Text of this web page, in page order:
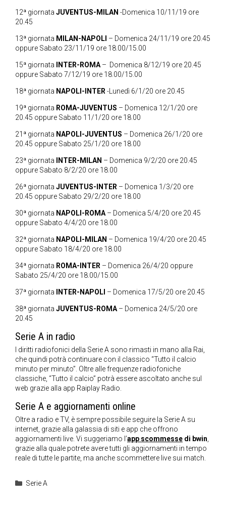
12ª giornata JUVENTUS-MILAN -Domenica 10/11/19 ore
20.45
13ª giornata MILAN-NAPOLI – Domenica 24/11/19 ore 20.45
oppure Sabato 23/11/19 ore 18.00/15.00
15ª giornata INTER-ROMA – Domenica 8/12/19 ore 20.45
oppure Sabato 7/12/19 ore 18.00/15.00
18ª giornata NAPOLI-INTER -Lunedì 6/1/20 ore 20.45
19ª giornata ROMA-JUVENTUS – Domenica 12/1/20 ore
20.45 oppure Sabato 11/1/20 ore 18.00
21ª giornata NAPOLI-JUVENTUS – Domenica 26/1/20 ore
20.45 oppure Sabato 25/1/20 ore 18.00
23ª giornata INTER-MILAN – Domenica 9/2/20 ore 20.45
oppure Sabato 8/2/20 ore 18.00
26ª giornata JUVENTUS-INTER – Domenica 1/3/20 ore
20.45 oppure Sabato 29/2/20 ore 18.00
30ª giornata NAPOLI-ROMA – Domenica 5/4/20 ore 20.45
oppure Sabato 4/4/20 ore 18.00
32ª giornata NAPOLI-MILAN – Domenica 19/4/20 ore 20.45
oppure Sabato 18/4/20 ore 18.00
34ª giornata ROMA-INTER – Domenica 26/4/20 oppure
Sabato 25/4/20 ore 18.00/15.00
37ª giornata INTER-NAPOLI – Domenica 17/5/20 ore 20.45
38ª giornata JUVENTUS-ROMA – Domenica 24/5/20 ore
20.45
Serie A in radio
I diritti radiofonici della Serie A sono rimasti in mano alla Rai,
che quindi potrà continuare con il classico “Tutto il calcio
minuto per minuto”. Oltre alle frequenze radiofoniche
classiche, “Tutto il calcio” potrà essere ascoltato anche sul
web grazie alla app Raiplay Radio.
Serie A e aggiornamenti online
Oltre a radio e TV, è sempre possibile seguire la Serie A su
internet, grazie alla galassia di siti e app che offrono
aggiornamenti live. Vi suggeriamo l’app scommesse di bwin
grazie alla quale potrete avere tutti gli aggiornamenti in tempo
reale di tutte le partite, ma anche scommettere live sui match.
Categorie
Serie A